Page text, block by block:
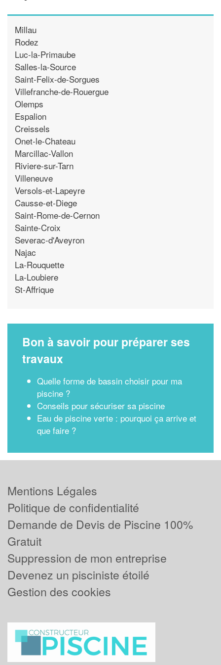
Millau
Rodez
Luc-la-Primaube
Salles-la-Source
Saint-Felix-de-Sorgues
Villefranche-de-Rouergue
Olemps
Espalion
Creissels
Onet-le-Chateau
Marcillac-Vallon
Riviere-sur-Tarn
Villeneuve
Versols-et-Lapeyre
Causse-et-Diege
Saint-Rome-de-Cernon
Sainte-Croix
Severac-d'Aveyron
Najac
La-Rouquette
La-Loubiere
St-Affrique
Bon à savoir pour préparer ses
travaux
Quelle forme de bassin choisir pour ma
piscine ?
Conseils pour sécuriser sa piscine
Eau de piscine verte : pourquoi ça arrive et
que faire ?
Mentions Légales
Politique de confidentialité
Demande de Devis de Piscine 100%
Gratuit
Suppression de mon entreprise
Devenez un pisciniste étoilé
Gestion des cookies